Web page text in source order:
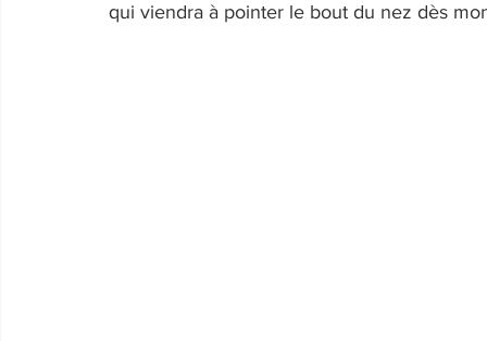
qui viendra à pointer le bout du nez dès